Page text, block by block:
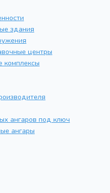
здания
центры
комплексы
ангаров под ключ
ангары